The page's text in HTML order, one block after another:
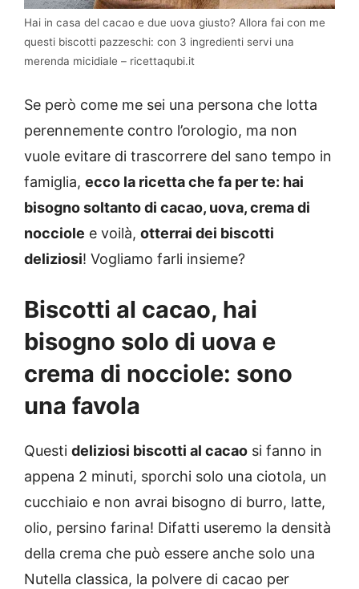
Hai in casa del cacao e due uova giusto? Allora fai con me
questi biscotti pazzeschi: con 3 ingredienti servi una
merenda micidiale – ricettaqubi.it
Se però come me sei una persona che lotta
perennemente contro l’orologio, ma non
vuole evitare di trascorrere del sano tempo in
famiglia, ecco la ricetta che fa per te: hai
bisogno soltanto di cacao, uova, crema di
nocciole e voilà, otterrai dei biscotti
deliziosi! Vogliamo farli insieme?
Biscotti al cacao, hai
bisogno solo di uova e
crema di nocciole: sono
una favola
Questi deliziosi biscotti al cacao si fanno in
appena 2 minuti, sporchi solo una ciotola, un
cucchiaio e non avrai bisogno di burro, latte,
olio, persino farina! Difatti useremo la densità
della crema che può essere anche solo una
Nutella classica, la polvere di cacao per